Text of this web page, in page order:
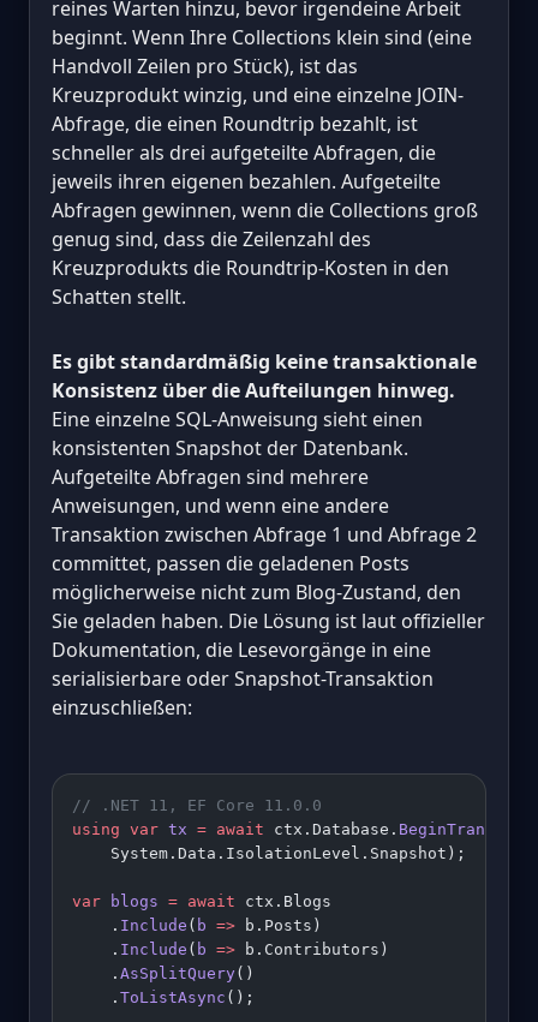
reines Warten hinzu, bevor irgendeine Arbeit
beginnt. Wenn Ihre Collections klein sind (eine
Handvoll Zeilen pro Stück), ist das
Kreuzprodukt winzig, und eine einzelne JOIN-
Abfrage, die einen Roundtrip bezahlt, ist
schneller als drei aufgeteilte Abfragen, die
jeweils ihren eigenen bezahlen. Aufgeteilte
Abfragen gewinnen, wenn die Collections groß
genug sind, dass die Zeilenzahl des
Kreuzprodukts die Roundtrip-Kosten in den
Schatten stellt.
Es gibt standardmäßig keine transaktionale
Konsistenz über die Aufteilungen hinweg.
Eine einzelne SQL-Anweisung sieht einen
konsistenten Snapshot der Datenbank.
Aufgeteilte Abfragen sind mehrere
Anweisungen, und wenn eine andere
Transaktion zwischen Abfrage 1 und Abfrage 2
committet, passen die geladenen Posts
möglicherweise nicht zum Blog-Zustand, den
Sie geladen haben. Die Lösung ist laut offizieller
Dokumentation, die Lesevorgänge in eine
serialisierbare oder Snapshot-Transaktion
einzuschließen:
// .NET 11, EF Core 11.0.0
using var tx = await ctx.Database.
    System.Data.IsolationLevel.Snapshot);
var blogs = await ctx.Blogs
    .
Include ( b => b.Posts)
    .
Include ( b => b.Contributors)
    .
AsSplitQuery()
    .
ToListAsync ();